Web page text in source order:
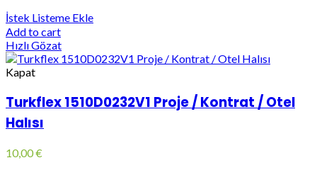
İstek Listeme Ekle
Add to cart
Hızlı Gözat
Kapat
Turkflex 1510D0232V1 Proje / Kontrat / Otel
Halısı
10,00€